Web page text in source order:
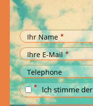
Ihr Name
Ihre E-Mail
Telephone
Ich stimme der